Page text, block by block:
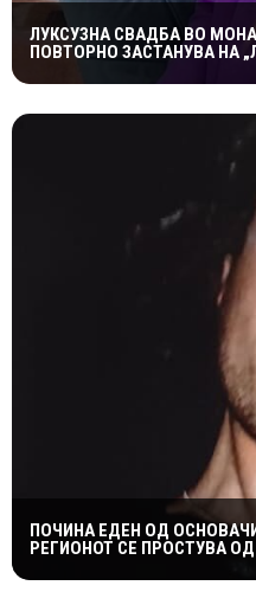
ЛУКСУЗНА СВАДБА ВО
ПОВТОРНО ЗАСТАНУВА НА
ПОЧИНА ЕДЕН ОД
РЕГИОНОТ СЕ ПРОСТУВА